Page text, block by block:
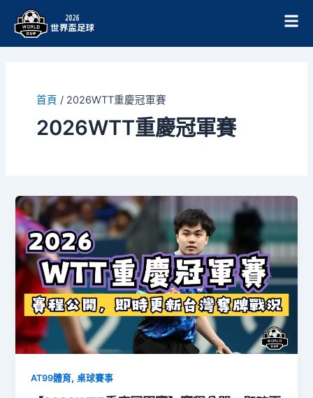
首頁 / 2026WTT重慶冠軍賽
2026WTT重慶冠軍賽
AT99體育,桌球賽事